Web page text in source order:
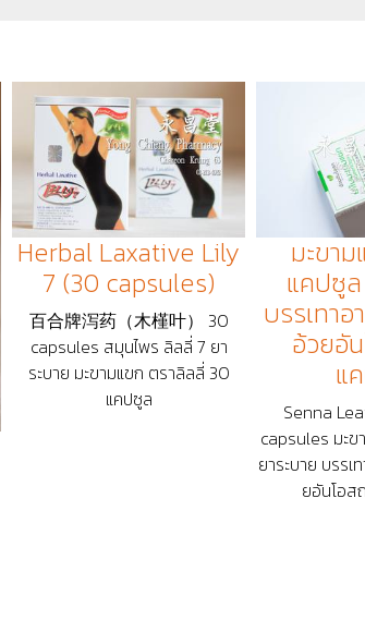
Herbal Laxative Lily
7 (30 capsules)
百合牌泻药（木槿叶） 30
capsules สมุนไพร ลิลลี่ 7 ยา
ระบาย มะขามแขก ตราลิลลี่ 30
แคปซูล
มะขา
แคปซูล
บรรเทา
อ้วยอั
แ
Senna
capsules มะ
ยาระบาย บรร
ยอันโอส